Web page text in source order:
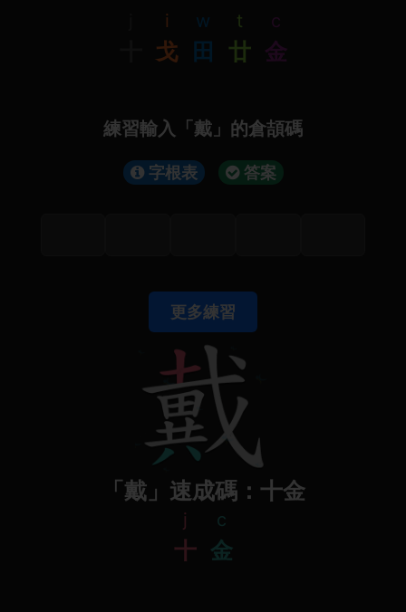
i
戈
w
田
t
廿
c
金
練習輸入「戴」的倉頡碼
字根表 答案
更多練習
「戴」速成碼：十金
j
十
c
金